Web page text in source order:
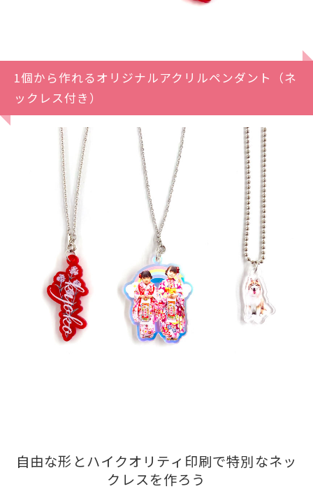
1個から作れるオリジナルアクリルペンダント（ネ
ックレス付き）
自由な形とハイクオリティ印刷で特別なネッ
クレスを作ろう